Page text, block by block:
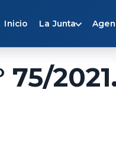
Inicio La Junta
75/